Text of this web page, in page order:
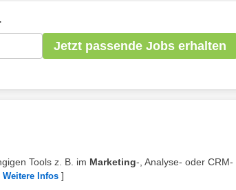
Jetzt passende Jobs erhalten
Tools z. B. im Marketing-, Analyse- oder CRM-
Weitere Infos ]